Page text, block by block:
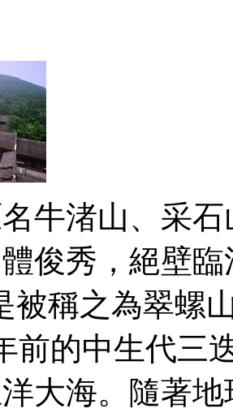
牛渚山、采
俊秀，絕壁
被稱之為翠螺
前的中生代三
大海。隨著